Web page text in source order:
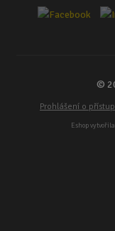
©
Prohlášení o
Eshop vytvořila